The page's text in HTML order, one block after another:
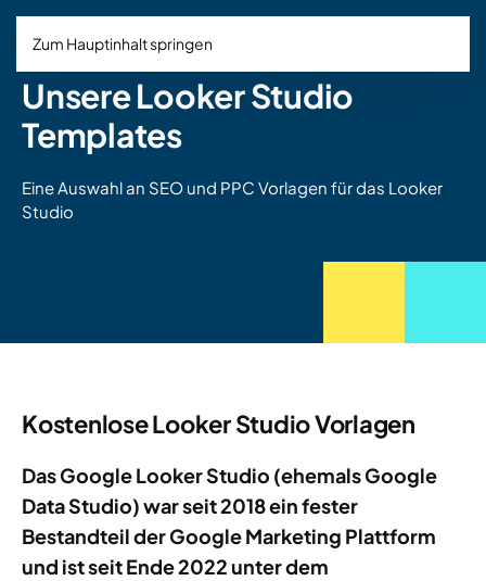
Zum Hauptinhalt springen
Unsere Looker Studio
Templates
Eine Auswahl an SEO und PPC Vorlagen für das Looker
Studio
Kostenlose Looker Studio Vorlagen
Das Google Looker Studio (ehemals Google
Data Studio) war seit 2018 ein fester
Bestandteil der Google Marketing Plattform
und ist seit Ende 2022 unter dem